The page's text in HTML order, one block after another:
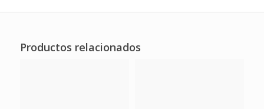
Productos relacionados